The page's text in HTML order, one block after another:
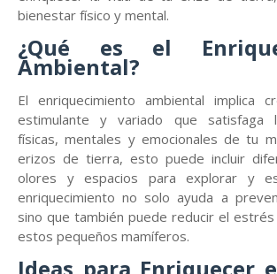
bienestar físico y mental.
¿Qué es el
Ambiental?
El enriquecimiento ambiental implica
estimulante y variado que satisfaga
físicas, mentales y emocionales de tu
erizos de tierra, esto puede incluir
olores y espacios para explorar y
enriquecimiento no solo ayuda a
sino que también puede reducir el
estos pequeños mamíferos.